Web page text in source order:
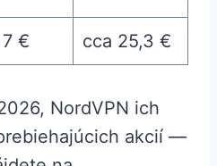
€ cca 25,3 €
NordVPN ich
akcií —